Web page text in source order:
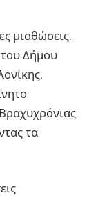
μισθώσεις.
του Δήμου
τα